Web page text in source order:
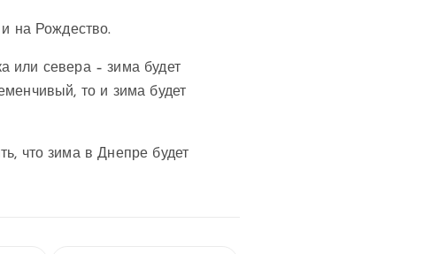
на Рождество.
или севера – зима будет
то и зима будет
что зима в Днепре будет